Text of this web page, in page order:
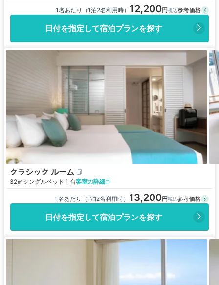
1名あたり（1泊2名利用時） 12,200
日付を指定して宿泊プランを探す
クラシック ルーム
32㎡ シングルベッド 1 台客室の詳細
1名あたり（1泊2名利用時） 13,200
日付を指定して宿泊プランを探す